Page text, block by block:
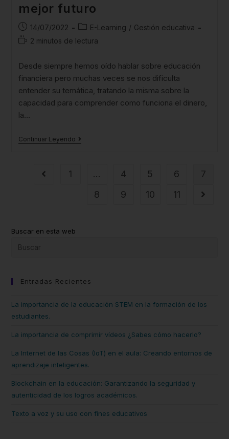
mejor futuro
14/07/2022 E-Learning / Gestión educativa
2 minutos de lectura
Desde siempre hemos oído hablar sobre educación
financiera pero muchas veces se nos dificulta
entender su temática, tratando la misma sobre la
capacidad para comprender como funciona el dinero,
la…
Continuar Leyendo
1 … 4 5 6
7
8
9 10 11
Buscar en esta web
Entradas Recientes
La importancia de la educación STEM en la formación de los
estudiantes.
La importancia de comprimir vídeos ¿Sabes cómo hacerlo?
La Internet de las Cosas (IoT) en el aula: Creando entornos de
aprendizaje inteligentes.
Blockchain en la educación: Garantizando la seguridad y
autenticidad de los logros académicos.
Texto a voz y su uso con fines educativos